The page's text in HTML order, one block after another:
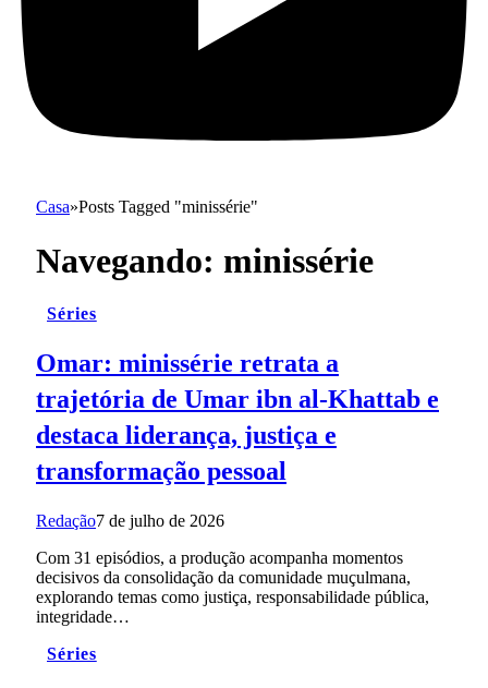
Casa»Posts Tagged "minissérie"
Navegando: minissérie
Séries
Omar: minissérie retrata a
trajetória de Umar ibn al-Khattab e
destaca liderança, justiça e
transformação pessoal
Redação7 de julho de 2026
Com 31 episódios, a produção acompanha momentos
decisivos da consolidação da comunidade muçulmana,
explorando temas como justiça, responsabilidade pública,
integridade…
Séries